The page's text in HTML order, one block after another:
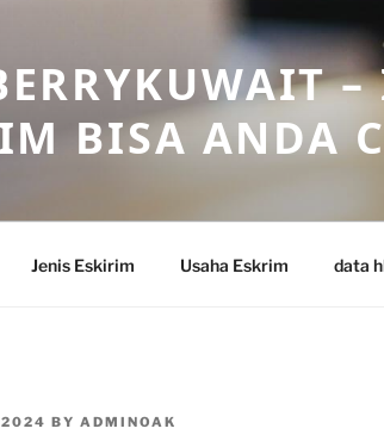
BISA ANDA
Jenis Eskirim Usaha Eskrim data
2024 BY ADMINOAK